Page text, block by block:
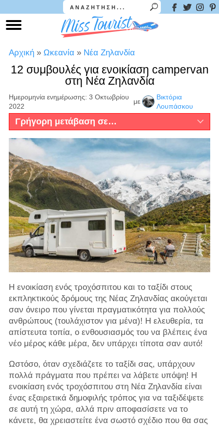
Αρχική » Ωκεανία » Νέα Ζηλανδία
12 συμβουλές για ενοικίαση campervan
στη Νέα Ζηλανδία
Ημερομηνία ενημέρωσης: 3 Οκτωβρίου
2022
με
Βικτόρια
Λουπάσκου
Γρήγορη μετάβαση σε…
Η ενοικίαση ενός τροχόσπιτου και το ταξίδι στους
εκπληκτικούς δρόμους της Νέας Ζηλανδίας ακούγεται
σαν όνειρο που γίνεται πραγματικότητα για πολλούς
ανθρώπους (τουλάχιστον για μένα)! Η ελευθερία, τα
απίστευτα τοπία, ο ενθουσιασμός του να βλέπεις ένα
νέο μέρος κάθε μέρα, δεν υπάρχει τίποτα σαν αυτό!
Ωστόσο, όταν σχεδιάζετε το ταξίδι σας, υπάρχουν
πολλά πράγματα που πρέπει να λάβετε υπόψη! Η
ενοικίαση ενός τροχόσπιτου στη Νέα Ζηλανδία είναι
ένας εξαιρετικά δημοφιλής τρόπος για να ταξιδέψετε
σε αυτή τη χώρα, αλλά πριν αποφασίσετε να το
κάνετε, θα χρειαστείτε ένα σωστό σχέδιο που θα σας